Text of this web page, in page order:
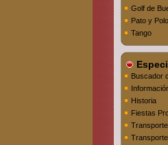
Golf de
Pato y Polo
Tango
Buscador
Historia
Fiestas
Transporte